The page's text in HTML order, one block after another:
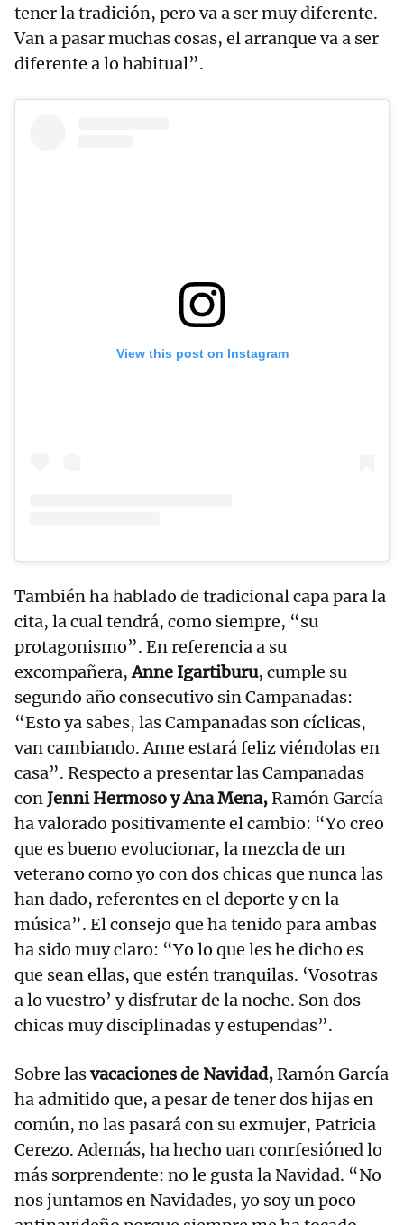
tener la tradición, pero va a ser muy diferente.
Van a pasar muchas cosas, el arranque va a ser
diferente a lo habitual”.
View this post on Instagram
También ha hablado de tradicional capa para la
cita, la cual tendrá, como siempre, “su
protagonismo”. En referencia a su
excompañera,Anne Igartiburu, cumple su
segundo año consecutivo sin Campanadas:
“Esto ya sabes, las Campanadas son cíclicas,
van cambiando. Anne estará feliz viéndolas en
casa”. Respecto a presentar las Campanadas
conJenni Hermoso y Ana Mena,Ramón García
ha valorado positivamente el cambio: “Yo creo
que es bueno evolucionar, la mezcla de un
veterano como yo con dos chicas que nunca las
han dado, referentes en el deporte y en la
música”. El consejo que ha tenido para ambas
ha sido muy claro: “Yo lo que les he dicho es
que sean ellas, que estén tranquilas. ‘Vosotras
a lo vuestro’ y disfrutar de la noche. Son dos
chicas muy disciplinadas y estupendas”.
Sobre lasvacaciones de Navidad,Ramón García
ha admitido que, a pesar de tener dos hijas en
común, no las pasará con su exmujer, Patricia
Cerezo. Además, ha hecho uan conrfesióned lo
más sorprendente: no le gusta la Navidad. “No
nos juntamos en Navidades, yo soy un poco